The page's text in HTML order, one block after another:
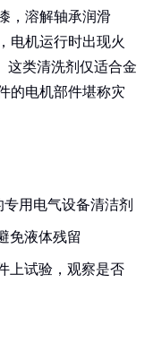
，溶解轴承润滑
电机运行时出现火
这类清洗剂仅适合金
的电机部件堪称灾
专用电气设备清洁剂
免液体残留
上试验，观察是否